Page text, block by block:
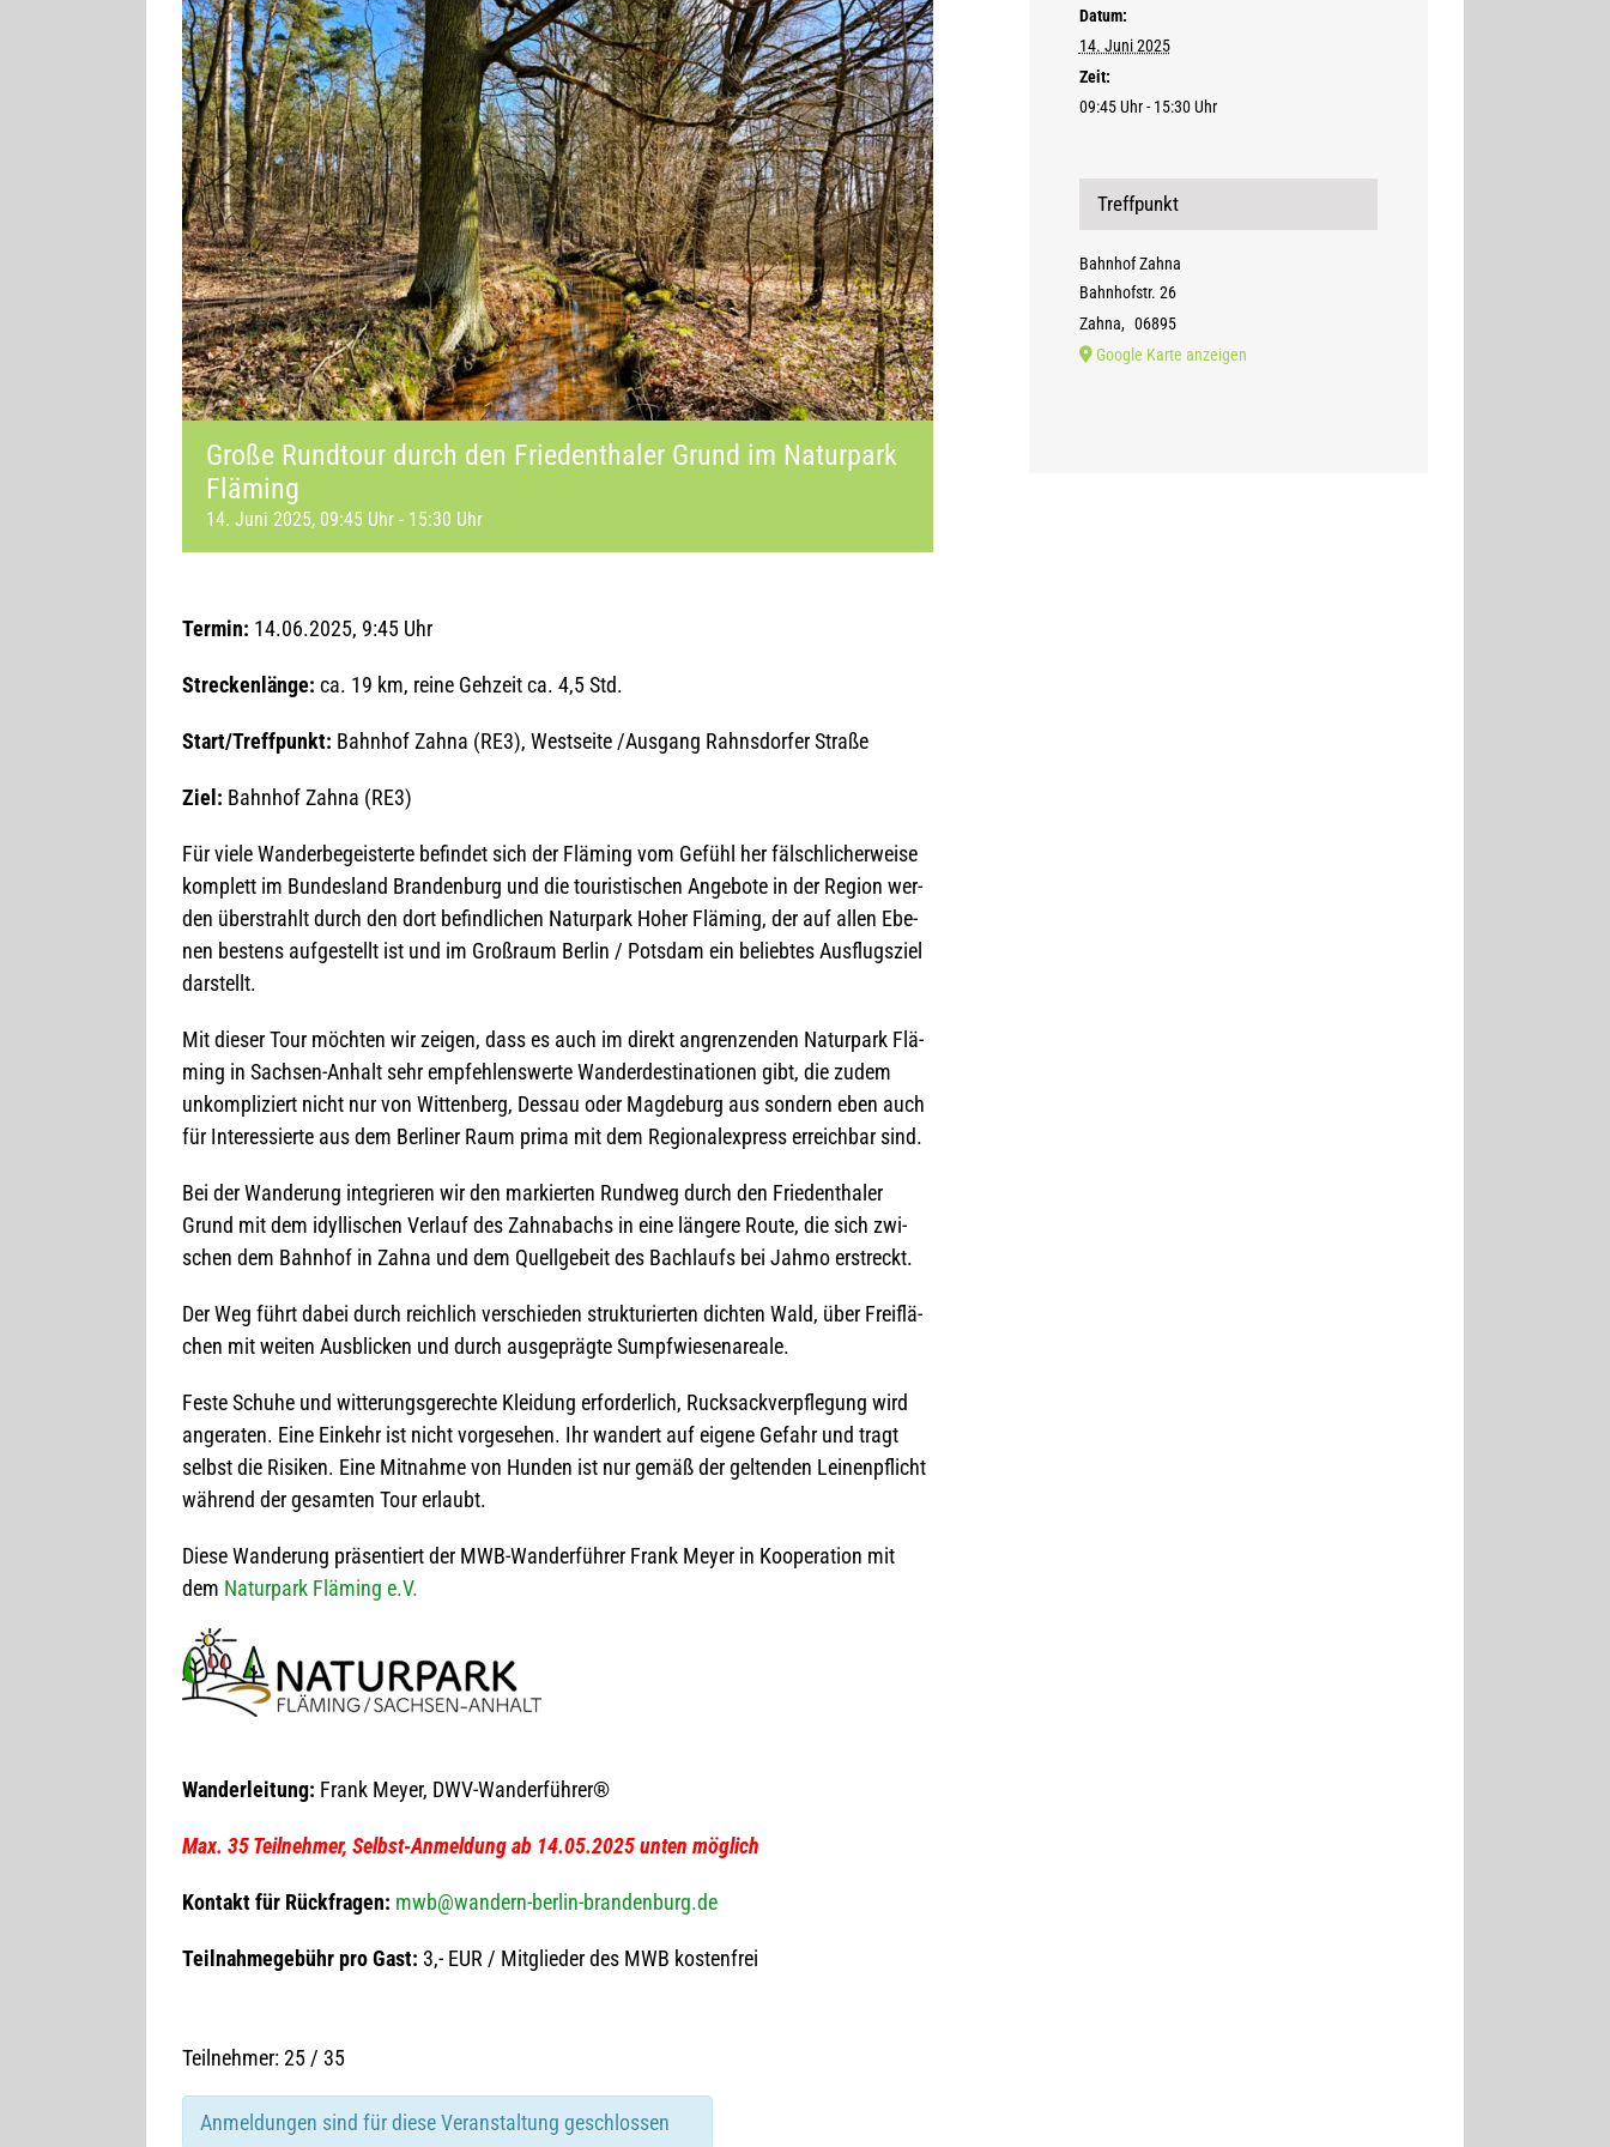
Große Rund­tour durch den Frie­den­tha­ler Grund im Natur­park
Fläming
14. Juni 2025, 09:45 Uhr - 15:30 Uhr
Ter­min: 14.06.2025, 9:45 Uhr
Stre­cken­länge: ca. 19 km, reine Geh­zeit ca. 4,5 Std.
Start/Treffpunkt: Bahn­hof Zahna (RE3), West­seite /Ausgang Rahns­dor­fer Straße
Ziel: Bahn­hof Zahna (RE3)
Für viele Wan­der­be­geis­terte befin­det sich der Flä­ming vom Gefühl her fälsch­li­cher­weise
kom­plett im Bun­des­land Bran­den­burg und die tou­ris­ti­schen Ange­bote in der Region wer­
den über­strahlt durch den dort befind­li­chen Natur­park Hoher Flä­ming, der auf allen Ebe­
nen bes­tens auf­ge­stellt ist und im Groß­raum Ber­lin / Pots­dam ein belieb­tes Aus­flugs­ziel
darstellt.
Mit die­ser Tour möch­ten wir zei­gen, dass es auch im direkt angren­zen­den Natur­park Flä­
ming in Sach­sen-Anhalt sehr emp­feh­lens­werte Wan­der­desti­na­tio­nen gibt, die zudem
unkom­pli­ziert nicht nur von Wit­ten­berg, Des­sau oder Mag­de­burg aus son­dern eben auch
für Inter­es­sierte aus dem Ber­li­ner Raum prima mit dem Regio­nal­ex­press erreich­bar sind.
Bei der Wan­de­rung inte­grie­ren wir den mar­kier­ten Rund­weg durch den Frie­den­tha­ler
Grund mit dem idyl­li­schen Ver­lauf des Zah­n­abachs in eine län­gere Route, die sich zwi­
schen dem Bahn­hof in Zahna und dem Quell­ge­beit des Bach­laufs bei Jahmo erstreckt.
Der Weg führt dabei durch reich­lich ver­schie­den struk­tu­rier­ten dich­ten Wald, über Frei­flä­
chen mit wei­ten Aus­bli­cken und durch aus­ge­prägte Sumpfwiesenareale.
Feste Schuhe und wit­te­rungs­ge­rechte Klei­dung erfor­der­lich, Ruck­sack­ver­pfle­gung wird
ange­ra­ten. Eine Ein­kehr ist nicht vor­ge­se­hen. Ihr wan­dert auf eigene Gefahr und tragt
selbst die Risi­ken. Eine Mit­nahme von Hun­den ist nur gemäß der gel­ten­den Lei­nen­pflicht
wäh­rend der gesam­ten Tour erlaubt.
Diese Wan­de­rung prä­sen­tiert der MWB-Wan­der­füh­rer Frank Meyer in Koope­ra­tion mit
dem Natur­park Flä­ming e.V.
Wan­der­lei­tung: Frank Meyer, DWV-Wanderführer®
Max. 35 Teil­neh­mer, Selbst-Anmel­dung ab 14.05.2025 unten möglich
Kon­takt für Rück­fra­gen: mwb@wandern-berlin-brandenburg.de
Teil­nah­me­ge­bühr pro Gast: 3,- EUR / Mit­glie­der des MWB kostenfrei
Teilnehmer: 25 / 35
Anmeldungen sind für diese Veranstaltung geschlossen
Datum:
14. Juni 2025
Zeit:
09:45 Uhr - 15:30 Uhr
Treffpunkt
Bahn­hof Zahna
Bahnhofstr. 26
Zahna, 06895
Google Karte anzeigen